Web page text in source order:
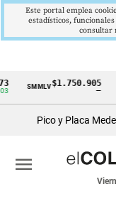
Cintillo
económicos
Colombia
SMMLV$1.750.905
Pico y Placa
menu
Este portal emplea
estadísticos,
consultar